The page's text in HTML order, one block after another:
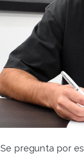
Se pregunta por